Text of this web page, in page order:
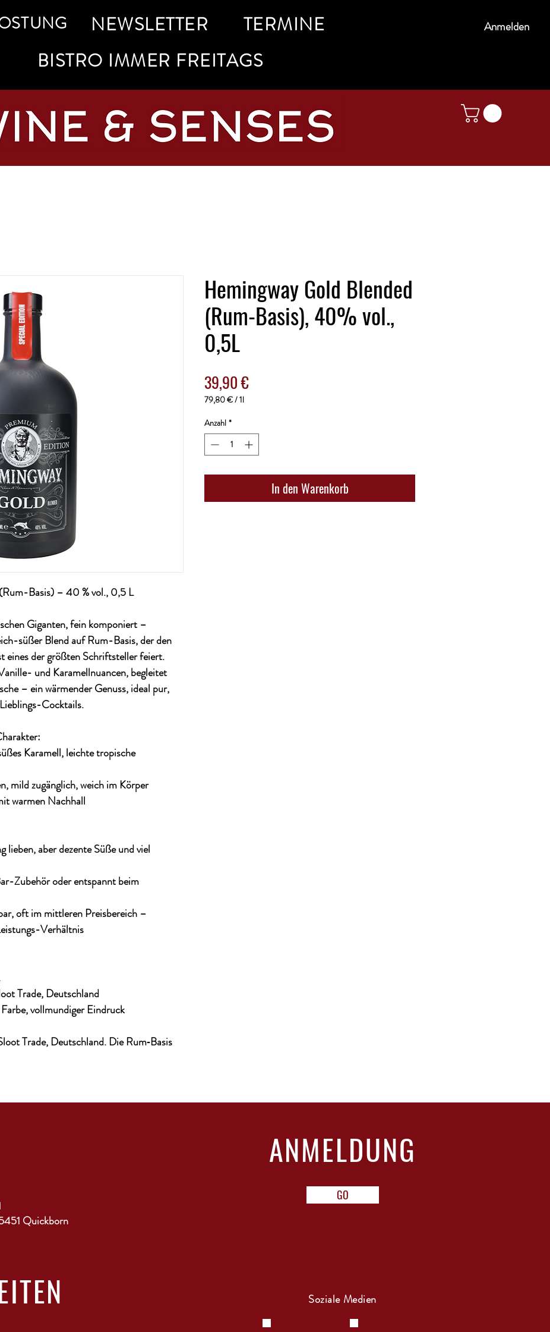
NEWSLETTER
TERMINE
BISTRO IMMER FREITAGS
Anmelden
Basis) – 40 % vol., 0,5 L
Giganten, fein komponiert –
süßer Blend auf Rum-Basis, der den
eines der größten Schriftsteller feiert.
und Karamellnuancen, begleitet
– ein wärmender Genuss, ideal pur,
Cocktails.
Karamell, leichte tropische
mild zugänglich, weich im Körper
warmen Nachhall
lieben, aber dezente Süße und viel
Zubehör oder entspannt beim
oft im mittleren Preisbereich –
Verhältnis
Trade, Deutschland
vollmundiger Eindruck
Trade, Deutschland. Die Rum‐Basis
Hemingway Gold Blended
(Rum-Basis), 40% vol.,
0,5L
39,90 €Preis
79,80 €/1l
pro
1
Liter
Anzahl *
In den Warenkorb
Quickborn
ANMELDUNG
GO
Soziale Medien